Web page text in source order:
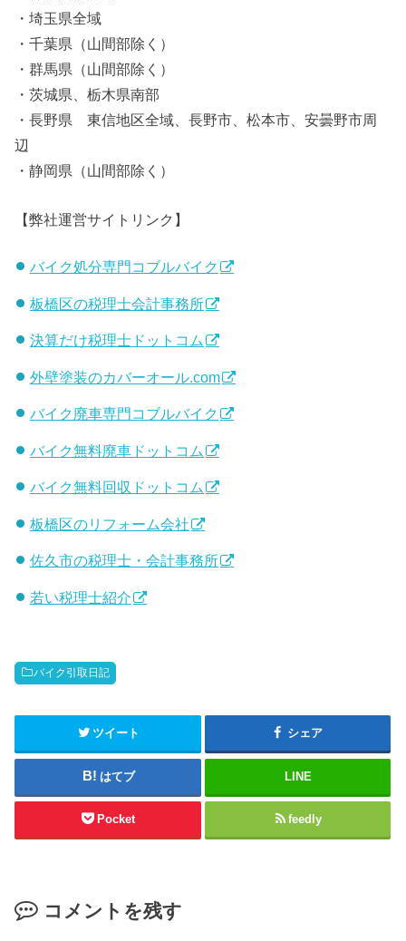
・埼玉県全域
・千葉県（山間部除く）
・群馬県（山間部除く）
・茨城県、栃木県南部
・長野県 東信地区全域、長野市、松本市、安曇野市周
辺
・静岡県（山間部除く）
【弊社運営サイトリンク】
バイク処分専門コブルバイク
板橋区の税理士会計事務所
決算だけ税理士ドットコム
外壁塗装のカバーオール.com
バイク廃車専門コブルバイク
バイク無料廃車ドットコム
バイク無料回収ドットコム
板橋区のリフォーム会社
佐久市の税理士・会計事務所
若い税理士紹介
バイク引取日記
ツイート シェア
はてブ LINE
Pocket feedly
コメントを残す